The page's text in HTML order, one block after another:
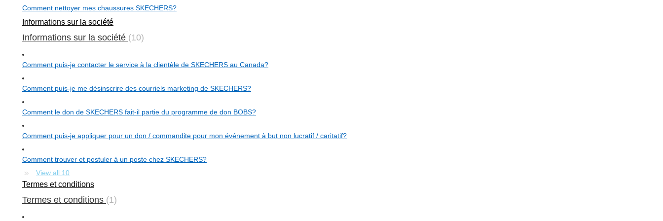
Comment nettoyer mes chaussures SKECHERS?
Informations sur la société
Informations sur la société 10
Comment puis-je contacter le service à la clientèle de SKECHERS au Canada?
Comment puis-je me désinscrire des courriels marketing de SKECHERS?
Comment le don de SKECHERS fait-il partie du programme de don BOBS?
Comment puis-je appliquer pour un don / commandite pour mon événement à but non lucratif / caritatif?
Comment trouver et postuler à un poste chez SKECHERS?
View all 10
Termes et conditions
Termes et conditions 1